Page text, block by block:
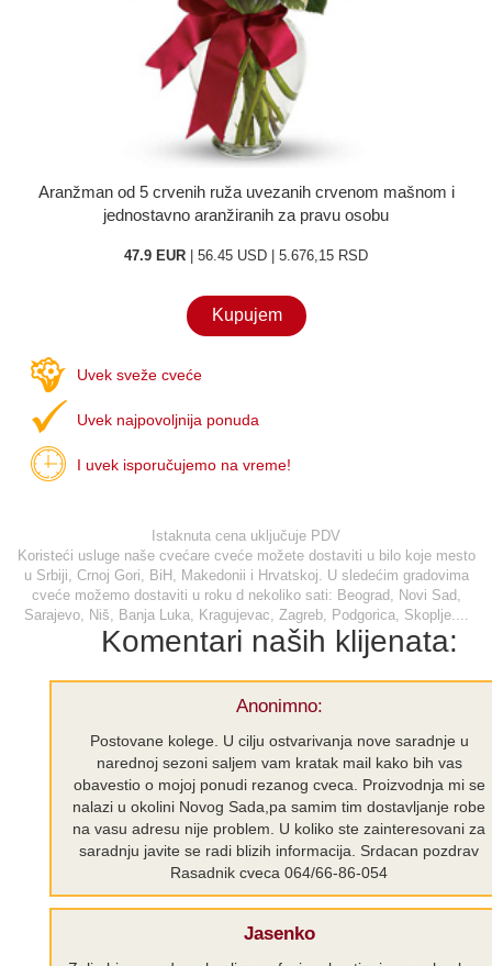
O nama
Kontakt
Aranžman od 5 crvenih ruža uvezanih crvenom mašnom i
jednostavno aranžiranih za pravu osobu
47.9 EUR | 56.45 USD | 5.676,15 RSD
Kupujem
Uvek sveže cveće
Uvek najpovoljnija ponuda
I uvek isporučujemo na vreme!
Istaknuta cena uključuje PDV
Koristeći usluge naše cvećare cveće možete dostaviti u bilo koje mesto
u Srbiji, Crnoj Gori, BiH, Makedonii i Hrvatskoj. U sledećim gradovima
cveće možemo dostaviti u roku d nekoliko sati: Beograd, Novi Sad,
Sarajevo, Niš, Banja Luka, Kragujevac, Zagreb, Podgorica, Skoplje....
Komentari naših klijenata:
Anonimno:
Postovane kolege. U cilju ostvarivanja nove saradnje u
narednoj sezoni saljem vam kratak mail kako bih vas
obavestio o mojoj ponudi rezanog cveca. Proizvodnja mi se
nalazi u okolini Novog Sada,pa samim tim dostavljanje robe
na vasu adresu nije problem. U koliko ste zainteresovani za
saradnju javite se radi blizih informacija. Srdacan pozdrav
Rasadnik cveca 064/66-86-054
Jasenko